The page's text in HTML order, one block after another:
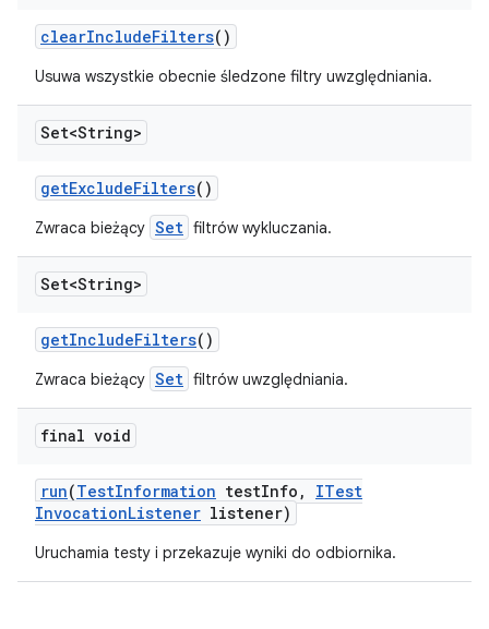
clearIncludeFilters()
Usuwa wszystkie obecnie śledzone filtry uwzględniania.
Set<String>
getExcludeFilters()
Zwraca bieżący Set filtrów wykluczania.
Set<String>
getIncludeFilters()
Zwraca bieżący Set filtrów uwzględniania.
final void
run(TestInformation testInfo ,
ITest
InvocationListener listener)
Uruchamia testy i przekazuje wyniki do odbiornika.